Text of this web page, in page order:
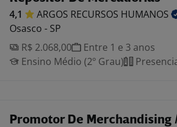
4,1 ARGOS RECURSOS HUMANOS
Osasco - SP
R$ 2.068,00
Entre 1 e 3 anos
Ensino Médio (2º Grau)
Promotor De Merchandising